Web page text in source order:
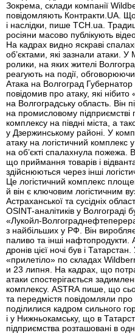
Зокрема, склади компанії
повідомляють Контракти.UA.
і наслідки, пише ТСН.ua.
росіяни масово публікують
На кадрах видно яскраві
об’єктами, які зазнали атаки.
ролики, на яких жителі
реагують на події,
Атака на Волгоград Губернатор
повідомив про атаку, які
на Волгоградську область. Він
на промисловому підприємстві
комплексу на півдні міста, а
у Дзержинському районі. У
атаку на логістичний комплекс
на об’єкті спалахнула пожежа. В
що приймання товарів і
здійснюються через інші
Це логістичний комплекс
й він є ключовим логістичним
Астраханської та сусідніх
OSINT-аналітиків у
«Лукойл-
з найбільших у РФ. Він
паливо та інші нафтопродукти.
дронів цієї ночі був і
«прилетіло» по складах
и 23 липня. На кадрах, що
атаки спостерігається
комплексу. ASTRA пише, що
та передмістя повідомляли
поділилися кадром сильного
і у Нижньокамську, що в
підприємства розташовані в